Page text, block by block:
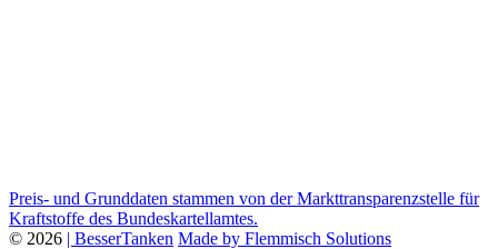
Preis- und Grunddaten stammen von der Markttransparenzstelle für
Kraftstoffe des Bundeskartellamtes.
© 2026 | BesserTanken Made by Flemmisch Solutions